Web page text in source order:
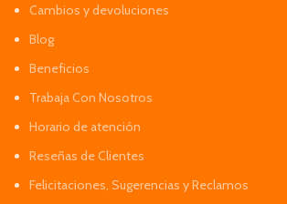
Cambios y devoluciones
Blog
Beneficios
Trabaja Con Nosotros
Horario de atención
Reseñas de Clientes
Felicitaciones, Sugerencias y Reclamos